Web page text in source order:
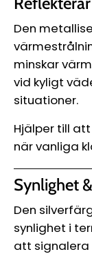
Den
minskar
vid kyligt
situationer.
Hjälper till
när vanliga
Synlighet
Den
synlighet i
att signalera